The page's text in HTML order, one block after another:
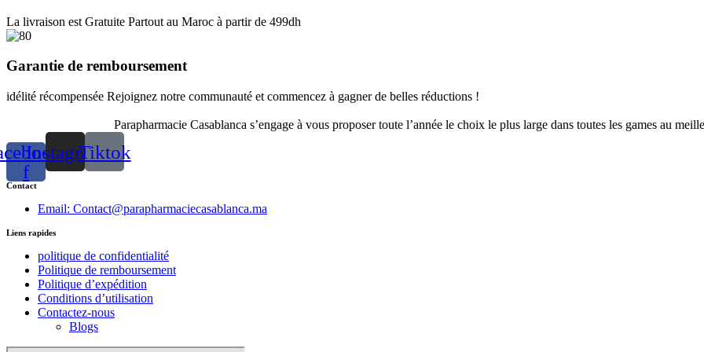
La livraison est Gratuite Partout au Maroc à partir de 499dh
Garantie de remboursement
idélité récompensée Rejoignez notre communauté et commencez à gagner de belles réductions !
Parapharmacie Casablanca s’engage à vous proposer toute l’année le choix le plus large dans toutes les games au
f
InstagramTiktok
Contact
Email: Contact@parapharmaciecasablanca.ma
Liens rapides
politique de confidentialité
Politique de remboursement
Politique d’expédition
Conditions d’utilisation
Contactez-nous
Blogs